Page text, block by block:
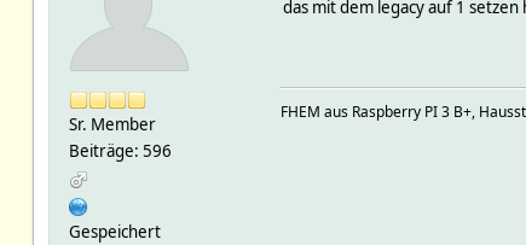
Sr. Member
Beiträge: 596
Gespeichert
das mit dem legacy auf 1
FHEM aus Raspberry PI 3 B+,